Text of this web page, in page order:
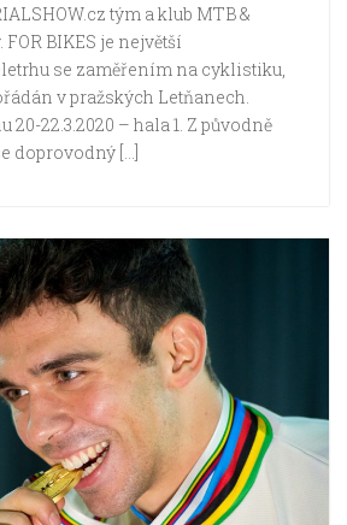
tým a klub MTB &
BIKES je největší
se zaměřením na cyklistiku,
v pražských Letňanech.
22.3.2020 – hala 1. Z původně
doprovodný […]